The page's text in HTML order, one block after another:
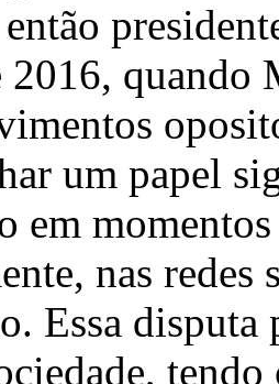
quando
um papel
em
nas redes
Essa